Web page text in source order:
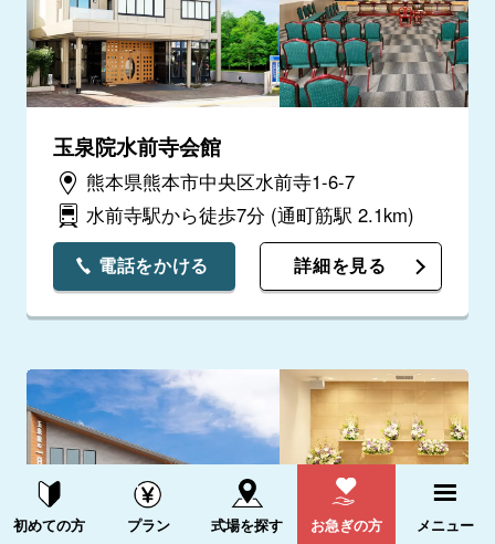
玉泉院水前寺会館
熊本県熊本市中央区水前寺1-6-7
水前寺駅から徒歩7分 (通町筋駅 2.1km)
電話をかける 詳細を見る
資料請求する 電話をかける
初めての方 プラン 式場を探す お急ぎの方 メニュー